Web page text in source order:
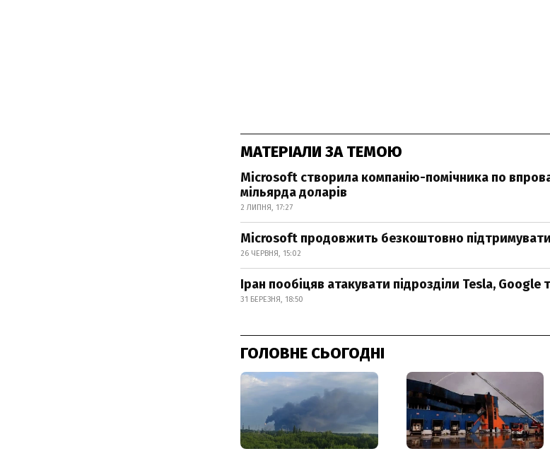
МАТЕРІАЛИ ЗА ТЕМОЮ
Microsoft створила компанію-помічника по
мільярда доларів
2 ЛИПНЯ, 17:27
Microsoft продовжить безкоштовно
26 ЧЕРВНЯ, 15:02
Іран пообіцяв атакувати підрозділи Tesla, Google
31 БЕРЕЗНЯ, 18:50
ГОЛОВНЕ СЬОГОДНІ